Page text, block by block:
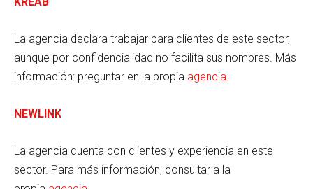
La agencia declara trabajar para clientes de este sector,
aunque por confidencialidad no facilita sus nombres. Más
información: preguntar en la propia agencia.
NEWLINK
La agencia cuenta con clientes y experiencia en este
sector. Para más información, consultar a la